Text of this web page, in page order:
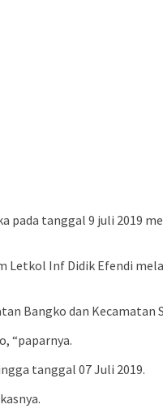
pada tanggal 9 juli 2019
Letkol Inf Didik Efendi
Bangko dan Kecamatan
“paparnya.
tanggal 07 Juli 2019.